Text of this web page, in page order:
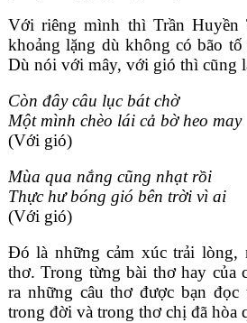
Với riêng mình thì Trần Huyền
khoảng lặng dù không có bão
Dù nói với mây, với gió thì cũng
Còn đây câu lục bát chờ
Một mình chèo lái cả bờ heo may
(Với gió)
Mùa qua nắng cũng nhạt rồi
Thực hư bóng gió bên trời vì ai
(Với gió)
Đó là những cảm xúc trải lòng,
thơ. Trong từng bài thơ hay của
ra những câu thơ được bạn đọc
trong đời và trong thơ chị đã hòa